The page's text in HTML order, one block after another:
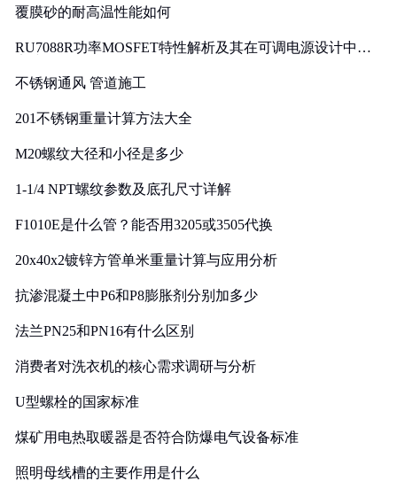
覆膜砂的耐高温性能如何
RU7088R功率MOSFET特性解析及其在可调电源设计中的
不锈钢通风 管道施工
201不锈钢重量计算方法大全
M20螺纹大径和小径是多少
1-1/4 NPT螺纹参数及底孔尺寸详解
F1010E是什么管？能否用3205或3505代换
20x40x2镀锌方管单米重量计算与应用分析
抗渗混凝土中P6和P8膨胀剂分别加多少
法兰PN25和PN16有什么区别
消费者对洗衣机的核心需求调研与分析
U型螺栓的国家标准
煤矿用电热取暖器是否符合防爆电气设备标准
照明母线槽的主要作用是什么